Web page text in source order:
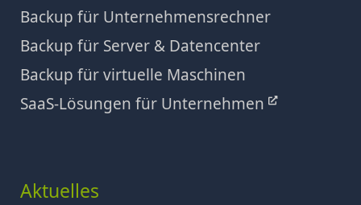
Backup für Unternehmensrechner
Backup für Server & Datencenter
Backup für virtuelle Maschinen
SaaS-Lösungen für Unternehmen
Aktuelles